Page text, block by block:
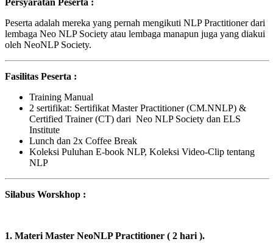
Peserta adalah mereka yang pernah mengikuti NLP Practitioner dari
lembaga Neo NLP Society atau lembaga manapun juga yang diakui
oleh NeoNLP Society.
Fasilitas Peserta :
Training Manual
2 sertifikat: Sertifikat Master Practitioner (CM.NNLP) &
Certified Trainer (CT) dari Neo NLP Society dan ELS
Institute
Lunch dan 2x Coffee Break
Koleksi Puluhan E-book NLP, Koleksi Video-Clip tentang
NLP
Silabus Worskhop :
1. Materi Master NeoNLP Practitioner ( 2 hari ).